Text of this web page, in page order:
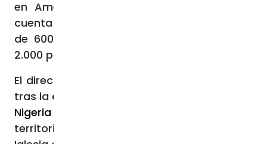
en América. En total, la Iglesia española
cuenta con 4 cardenales, 85 obispos, cerca
de 600 sacerdotes diocesanos y más de
2.000 presbíteros de órdenes religiosas.
El director de OMP en España destacó que,
tras la creación de la Diócesis de Katsina en
Nigeria
territorios de misión con los que cuenta la